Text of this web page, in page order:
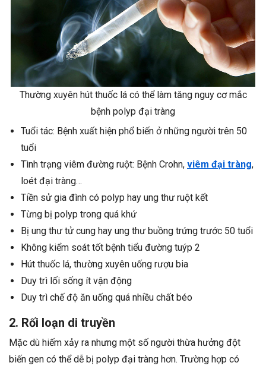
Thường xuyên hút thuốc lá có thể làm tăng nguy cơ mắc
bệnh polyp đại tràng
Tuổi tác: Bệnh xuất hiện phổ biến ở những người trên 50
tuổi
Tình trạng viêm đường ruột: Bệnh Crohn, viêm đại tràng,
loét đại tràng…
Tiền sử gia đình có polyp hay ung thư ruột kết
Từng bị polyp trong quá khứ
Bị ung thư tử cung hay ung thư buồng trứng trước 50 tuổi
Không kiểm soát tốt bệnh tiểu đường tuýp 2
Hút thuốc lá, thường xuyên uống rượu bia
Duy trì lối sống ít vận động
Duy trì chế độ ăn uống quá nhiều chất béo
2. Rối loạn di truyền
Mặc dù hiếm xảy ra nhưng một số người thừa hưởng đột
biến gen có thể dễ bị polyp đại tràng hơn. Trường hợp có